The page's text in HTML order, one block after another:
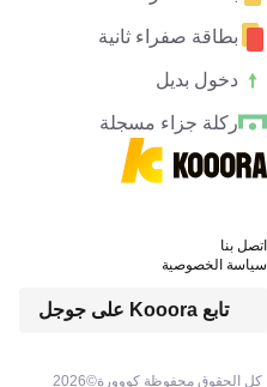
بطاقة صفراء ثانية
دخول بديل
ركلة جزاء مسجلة
كل الحقوق محفوظة كووورة©2026
تابع Kooora على جوجل
اتصل بنا
سياسة الخصوصية